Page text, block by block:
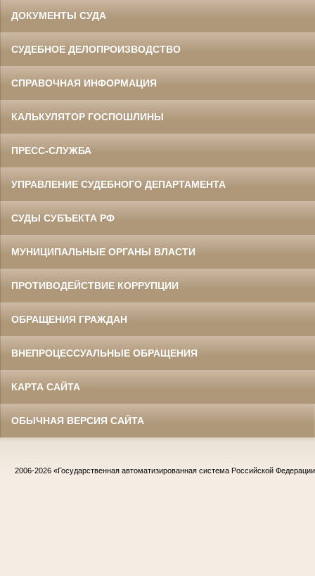
ДОКУМЕНТЫ СУДА
СУДЕБНОЕ ДЕЛОПРОИЗВОДСТВО
СПРАВОЧНАЯ ИНФОРМАЦИЯ
КАЛЬКУЛЯТОР ГОСПОШЛИНЫ
ПРЕСС-СЛУЖБА
УПРАВЛЕНИЕ СУДЕБНОГО ДЕПАРТАМЕНТА
СУДЫ СУБЪЕКТА РФ
МУНИЦИПАЛЬНЫЕ ОРГАНЫ ВЛАСТИ
ПРОТИВОДЕЙСТВИЕ КОРРУПЦИИ
ОБРАЩЕНИЯ ГРАЖДАН
ВНЕПРОЦЕССУАЛЬНЫЕ ОБРАЩЕНИЯ
КАРТА САЙТА
ОБЫЧНАЯ ВЕРСИЯ САЙТА
2006-2026 «Государственная автоматизированная система Российской